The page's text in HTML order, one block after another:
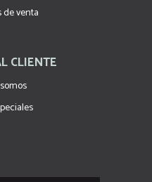
venta
CLIENTE